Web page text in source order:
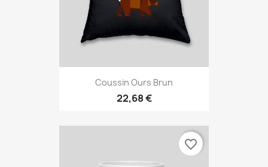
Coussin Ours Brun
22,68 €
favorite_border